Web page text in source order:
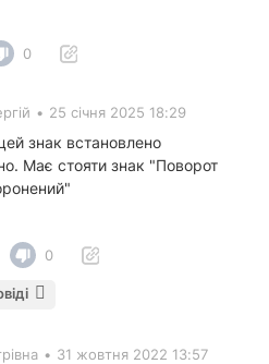
0
• 25 січня 2025 18:29
знак встановлено
Має стояти знак "Поворот
0
• 31 жовтня 2022 13:57